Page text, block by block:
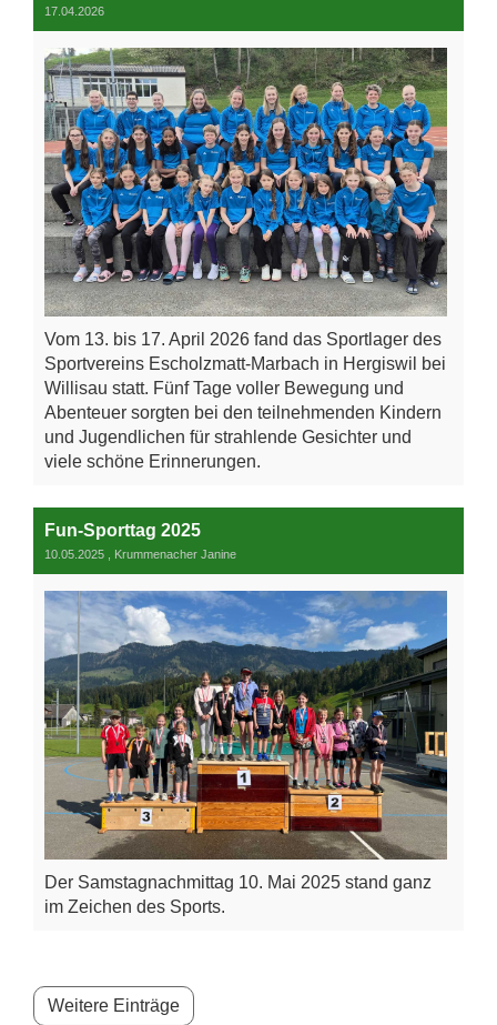
17.04.2026
Vom 13. bis 17. April 2026 fand das Sportlager des
Sportvereins Escholzmatt-Marbach in Hergiswil bei
Willisau statt. Fünf Tage voller Bewegung und
Abenteuer sorgten bei den teilnehmenden Kindern
und Jugendlichen für strahlende Gesichter und
viele schöne Erinnerungen.
Fun-Sporttag 2025
10.05.2025 , Krummenacher Janine
Der Samstagnachmittag 10. Mai 2025 stand ganz
im Zeichen des Sports.
Weitere Einträge